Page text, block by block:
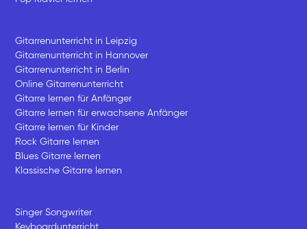
Gitarrenunterricht in Leipzig
Gitarrenunterricht in Hannover
Gitarrenunterricht in Berlin
Online Gitarrenunterricht
Gitarre lernen für Anfänger
Gitarre lernen für erwachsene Anfänger
Gitarre lernen für Kinder
Rock Gitarre lernen
Blues Gitarre lernen
Klassische Gitarre lernen
Singer Songwriter
Keyboardunterricht